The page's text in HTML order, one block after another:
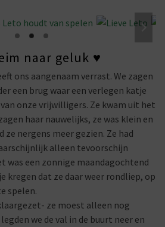
naar geluk ♥
ons aangenaam verrast. We zagen
een brug waar een verlegen katje
onze vrijwilligers. Ze kwam uit het
haar nauwelijks, ze was klein en
ze nergens meer gezien. Ze had
alleen tevoorschijn
was een zonnige maandagochtend
kregen dat ze daar weer rondliep, op
spelen.
ze moest alleen nog
we de val in de buurt neer en